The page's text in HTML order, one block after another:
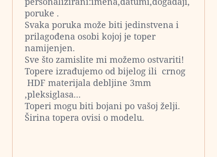
poruke .
Svaka poruka može biti jedinstvena i
prilagođena osobi kojoj je toper
namijenjen.
Sve što zamislite mi možemo ostvariti!
Topere izrađujemo od bijelog ili crnog
HDF materijala debljine 3mm
,pleksiglasa...
Toperi mogu biti bojani po vašoj želji.
Širina topera ovisi o modelu.